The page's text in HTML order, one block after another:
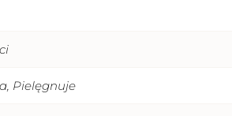
Pielęgnuje